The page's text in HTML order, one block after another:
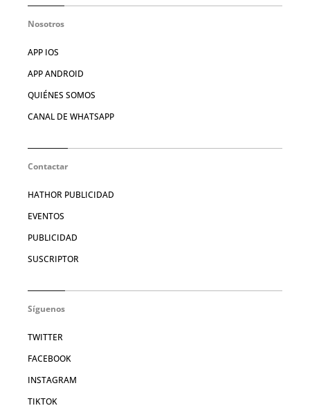
Nosotros
APP IOS
APP ANDROID
QUIÉNES SOMOS
CANAL DE WHATSAPP
Contactar
HATHOR PUBLICIDAD
EVENTOS
PUBLICIDAD
SUSCRIPTOR
Síguenos
TWITTER
FACEBOOK
INSTAGRAM
TIKTOK